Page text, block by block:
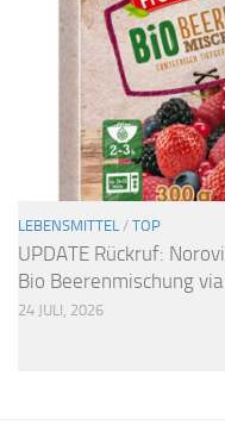
LEBENSMITTEL / TOP
UPDATE Rückruf:
Bio Beerenmischung
24 JULI, 2026